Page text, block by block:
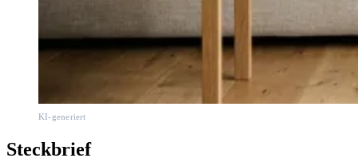
KI-generiert
Steckbrief